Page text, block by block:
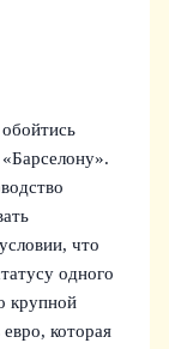
что
одного
крупной
которая